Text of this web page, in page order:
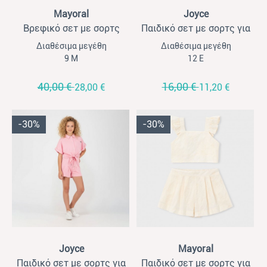
Mayoral
Βρεφικό σετ με σορτς
κεντητό για κορίτσια
Mayoral λευκό
Διαθέσιμα μεγέθη
9 Μ
40,00 €28,00 €
Joyce
Παιδικό σετ με σορτς για
κορίτσια Joyce πετρόλ
Διαθέσιμα μεγέθη
12 Ε
16,00 €11,20 €
-30%
Joyce
Παιδικό σετ με σορτς για
-30%
Mayoral
Παιδικό σετ με σορτς για